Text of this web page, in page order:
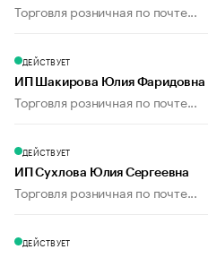
Торговля розничная по почте...
ДЕЙСТВУЕТ
ИП Шакирова Юлия Фаридовна
Торговля розничная по почте...
ДЕЙСТВУЕТ
ИП Сухлова Юлия Сергеевна
Торговля розничная по почте...
ДЕЙСТВУЕТ